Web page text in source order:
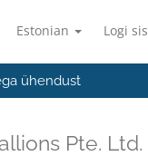
Estonian Logi
ühendust
Pte. Ltd.